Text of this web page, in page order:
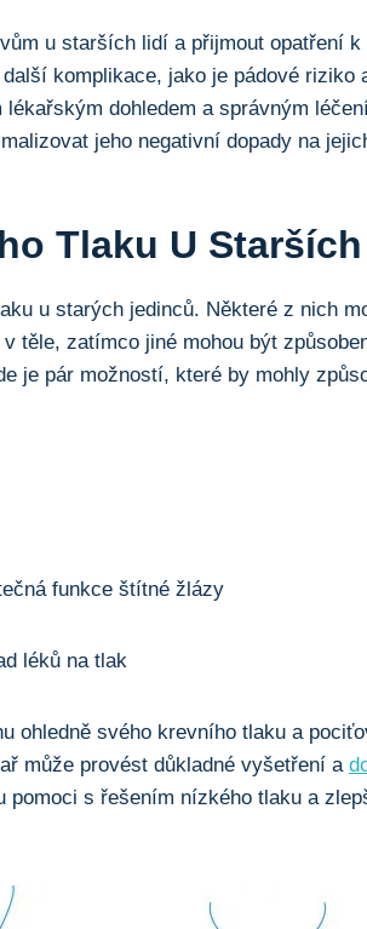
u starších lidí a přijmout opatření
komplikace, jako je pádové riziko
dohledem a správným
jeho negativní dopady na
Tlaku U
u starých jedinců. Některé z nich
těle, zatímco jiné mohou být
je pár možností, které by mohly
funkce štítné žlázy
léků na tlak
ohledně svého krevního tlaku a
může provést důkladné vyšetření a
pomoci s řešením nízkého tlaku a